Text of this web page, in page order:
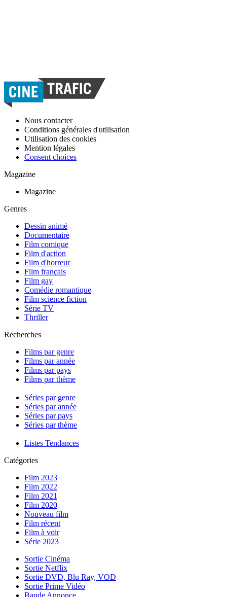
Nous contacter
Conditions générales d'utilisation
Utilisation des cookies
Mention légales
Consent choices
Magazine
Magazine
Genres
Dessin animé
Documentaire
Film comique
Film d'action
Film d'horreur
Film français
Film gay
Comédie romantique
Film science fiction
Série TV
Thriller
Recherches
Films par genre
Films par année
Films par pays
Films par thème
Séries par genre
Séries par année
Séries par pays
Séries par thème
Listes Tendances
Catégories
Film 2023
Film 2022
Film 2021
Film 2020
Nouveau film
Film récent
Film à voir
Série 2023
Sortie Cinéma
Sortie Netflix
Sortie DVD, Blu Ray, VOD
Sortie Prime Vidéo
Bande Annonce